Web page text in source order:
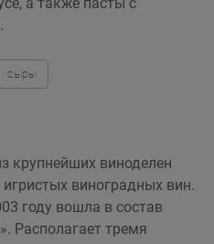
сыры
крупнейших виноделен
виноградных вин.
году вошла в состав
Располагает тремя